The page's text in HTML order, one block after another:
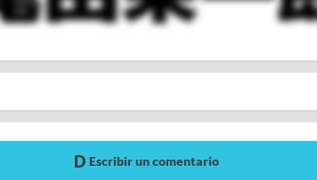
Escribir un comentario